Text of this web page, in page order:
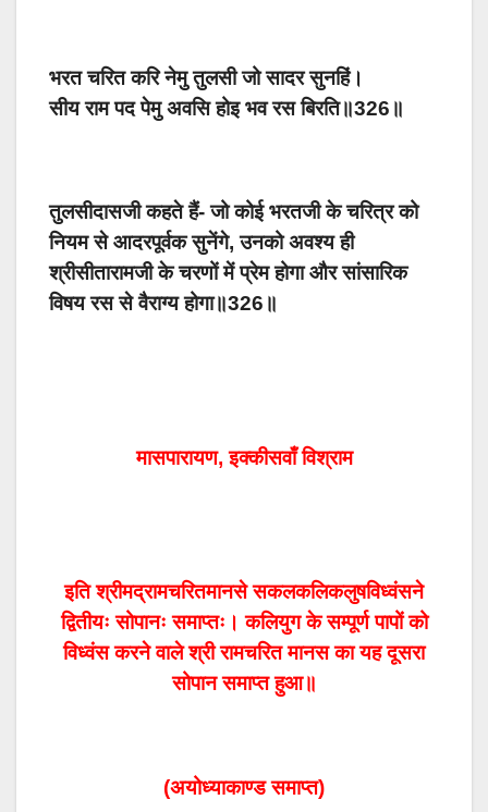
भरत चरित करि नेमु तुलसी जो सादर सुनहिं।
सीय राम पद पेमु अवसि होइ भव रस बिरति॥326॥
तुलसीदासजी कहते हैं- जो कोई भरतजी के चरित्र को
नियम से आदरपूर्वक सुनेंगे, उनको अवश्य ही
श्रीसीतारामजी के चरणों में प्रेम होगा और सांसारिक
विषय रस से वैराग्य होगा॥326॥
मासपारायण, इक्कीसवाँ विश्राम
इति श्रीमद्रामचरितमानसे सकलकलिकलुषविध्वंसने
द्वितीयः सोपानः समाप्तः। कलियुग के सम्पूर्ण पापों को
विध्वंस करने वाले श्री रामचरित मानस का यह दूसरा
सोपान समाप्त हुआ॥
(अयोध्याकाण्ड समाप्त)